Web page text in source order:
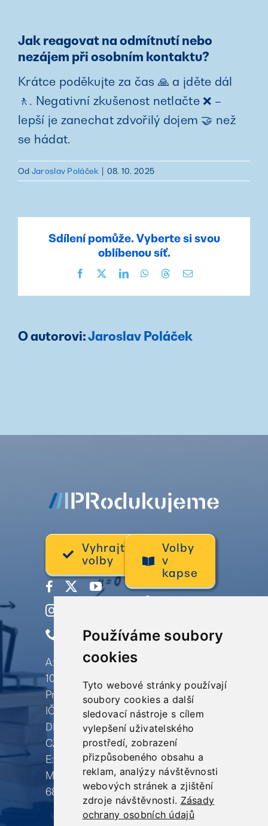
Používáme soubory
cookies
Tyto webové stránky používají
soubory cookies a další
sledovací nástroje s cílem
vylepšení uživatelského
prostředí, zobrazení
přizpůsobeného obsahu a
reklam, analýzy návštěvnosti
webových stránek a zjištění
zdroje návštěvnosti. Zásady
ochrany osobních údajů
Jak reagovat na odmítnutí nebo
nezájem při osobním kontaktu?
Krátce poděkujte za čas 🙏 a jděte dál
🚶. Negativní zkušenost netlačte ❌ –
lepší je zanechat zdvořilý dojem 🤝 než
se hádat.
Od Jaroslav Poláček 08. 10. 2025
Sdílení pomůže. Vyberte si svou
oblíbenou síť.
Facebook LinkedInWhatsApp
Threads
E-
O autorovi:Jaroslav Poláček
Vyhrajte
volby
A: Revoluční
1044/23 –
Praha 1 – 110 00
IČ: 067 96 010
DIČ:
CZ06796010
E: info@produkujeme.cz
M: +420 732 80
68 98
Volby
v
kapse
O
Termín
Školení
Volební
kampaně
Reference